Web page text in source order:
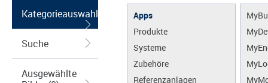
Kategorieauswahl
Suche
Ausgewählte
Apps
Produkte
Systeme
Zubehöre
Referenzanlagen